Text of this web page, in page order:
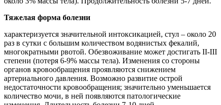
Тяжелая форма болезни
характеризуется значительной интоксикацией, стул – около 20
раз в сутки с большим количеством водянистых фекалий,
многократными рвотой. Обезвоживание может достигать II-III
степени (потеря 6-9% массы тела). Изменения со стороны
органов кровообращения проявляются снижением
артериального давления. Возможно развитие острой
недостаточности кровообращения; значительно уменьшается
количество мочи, в ней появляются патологические